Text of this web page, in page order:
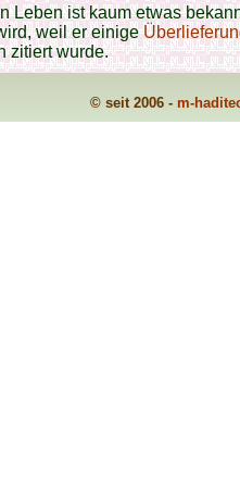
Leben ist kaum etwas
weil er einige
zitiert wurde.
© seit 2006 - m-